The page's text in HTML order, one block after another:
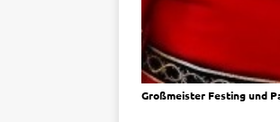
Großmeister Festing und